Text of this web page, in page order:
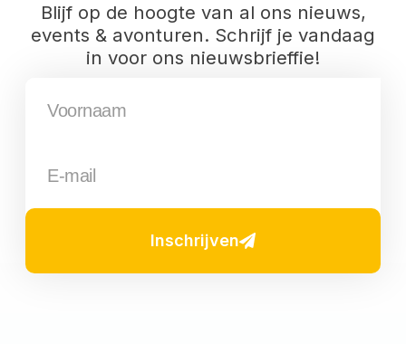
Blijf op de hoogte van al ons nieuws,
events & avonturen. Schrijf je vandaag
in voor ons nieuwsbrieffie!
Inschrijven